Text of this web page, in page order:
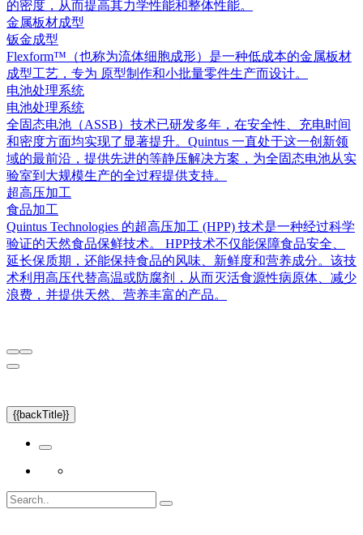
的密度，从而提高其力学性能和整体性能。
金属板材成型
钣金成型
Flexform™（也称为流体细胞成形）是一种低成本的金属板材
成型工艺，专为 原型制作和小批量零件生产而设计。
电池处理系统
电池处理系统
全固态电池（ASSB）技术已研发多年，在安全性、充电时间
和密度方面均实现了显著提升。Quintus 一直处于这一创新领
域的最前沿，提供先进的等静压解决方案，为全固态电池从实
验室到大规模生产的全过程提供支持。
超高压加工
食品加工
Quintus Technologies 的超高压加工 (HPP) 技术是一种经过科学
验证的天然食品保鲜技术。 HPP技术不仅能保障食品安全、
延长保质期，还能保持食品的风味、新鲜度和营养成分。该技
术利用高压代替高温或防腐剂，从而灭活食源性病原体、减少
浪费，并提供天然、营养丰富的产品。
{{backTitle}}